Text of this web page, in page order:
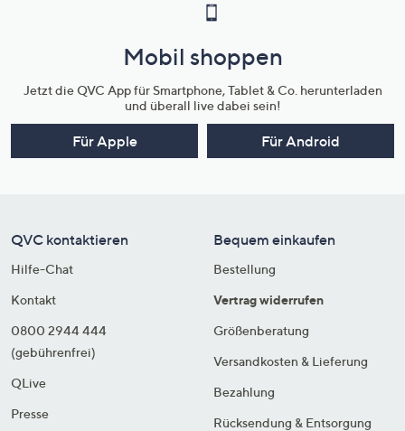
Mobil shoppen
Jetzt die QVC App für Smartphone, Tablet & Co. herunterladen
und überall live dabei sein!
Für Apple Für Android
QVC kontaktieren
Hilfe-Chat
Kontakt
0800 2944 444
(gebührenfrei)
QLive
Presse
Bequem einkaufen
Bestellung
Vertrag widerrufen
Größenberatung
Versandkosten & Lieferung
Bezahlung
Rücksendung & Entsorgung